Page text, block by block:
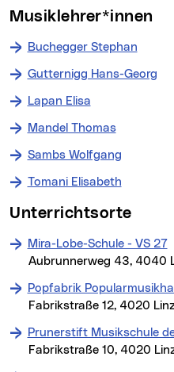
Musiklehrer*innen
Buchegger Stephan
Gutternigg Hans-Georg
Lapan Elisa
Mandel Thomas
Sambs Wolfgang
Tomani Elisabeth
Unterrichtsorte
Mira-Lobe-Schule - VS 27
Aubrunnerweg 43, 4040
Popfabrik
Fabrikstraße 12, 4020
Prunerstift Musikschule
Fabrikstraße 10, 4020